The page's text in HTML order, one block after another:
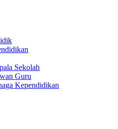
Sekolah
Guru
Kependidikan